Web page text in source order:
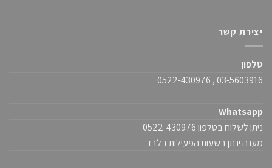
יצירת קשר
טלפון
03-5603916 , 0522-430976
Whatsapp
ניתן לשלוח בטלפון 0522-430976
מענה ינתן בשעות הפעילות בלבד